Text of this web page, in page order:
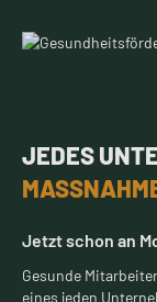
JEDES
Jetzt schon an
Gesunde
eines jeden